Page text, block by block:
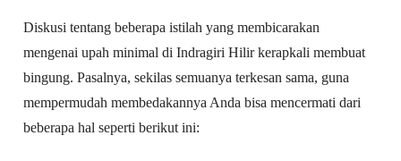
Diskusi tentang beberapa istilah yang membicarakan
mengenai upah minimal di Indragiri Hilir kerapkali membuat
bingung. Pasalnya, sekilas semuanya terkesan sama, guna
mempermudah membedakannya Anda bisa mencermati dari
beberapa hal seperti berikut ini: